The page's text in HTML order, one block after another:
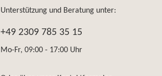
Unterstützung und Beratung unter:
+49 2309 785 35 15
Mo-Fr, 09:00 - 17:00 Uhr